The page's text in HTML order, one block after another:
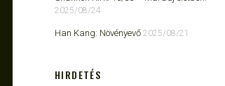
2025/08/24
Han Kang: Növényevő 2025/08/21
HIRDETÉS